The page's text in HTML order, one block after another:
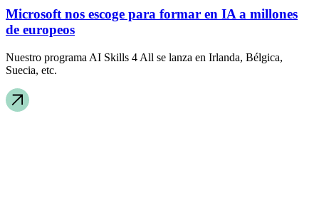
Microsoft nos escoge para formar en IA a millones
de europeos
Nuestro programa AI Skills 4 All se lanza en Irlanda, Bélgica,
Suecia, etc.